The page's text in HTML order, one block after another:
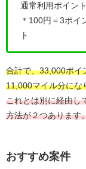
通常利用ポイント
＊100円＝3ポイ
ト
合計で、33,000ポイ
11,000マイル分にな
これとは別に経由し
方法が２つあります
おすすめ案件